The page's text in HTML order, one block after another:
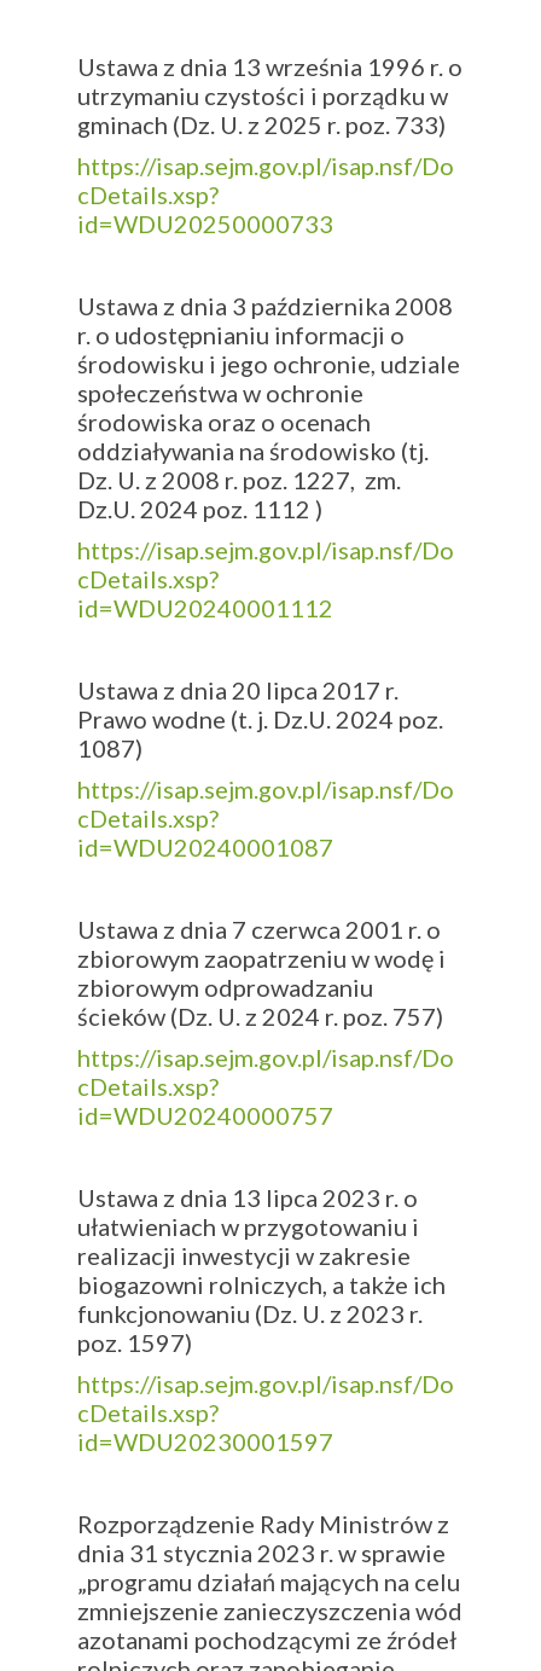
Ustawa z dnia 13 września 1996 r. o
utrzymaniu czystości i porządku w
gminach (Dz. U. z 2025 r. poz. 733)
https://isap.sejm.gov.pl/isap.nsf/Do
cDetails.xsp?
id=WDU20250000733
Ustawa z dnia 3 października 2008
r. o udostępnianiu informacji o
środowisku i jego ochronie, udziale
społeczeństwa w ochronie
środowiska oraz o ocenach
oddziaływania na środowisko (tj.
Dz. U. z 2008 r. poz. 1227, zm.
Dz.U. 2024 poz. 1112 )
https://isap.sejm.gov.pl/isap.nsf/Do
cDetails.xsp?
id=WDU20240001112
Ustawa z dnia 20 lipca 2017 r.
Prawo wodne (t. j. Dz.U. 2024 poz.
1087)
https://isap.sejm.gov.pl/isap.nsf/Do
cDetails.xsp?
id=WDU20240001087
Ustawa z dnia 7 czerwca 2001 r. o
zbiorowym zaopatrzeniu w wodę i
zbiorowym odprowadzaniu
ścieków (Dz. U. z 2024 r. poz. 757)
https://isap.sejm.gov.pl/isap.nsf/Do
cDetails.xsp?
id=WDU20240000757
Ustawa z dnia 13 lipca 2023 r. o
ułatwieniach w przygotowaniu i
realizacji inwestycji w zakresie
biogazowni rolniczych, a także ich
funkcjonowaniu (Dz. U. z 2023 r.
poz. 1597)
https://isap.sejm.gov.pl/isap.nsf/Do
cDetails.xsp?
id=WDU20230001597
Rozporządzenie Rady Ministrów z
dnia 31 stycznia 2023 r. w sprawie
„programu działań mających na celu
zmniejszenie zanieczyszczenia wód
azotanami pochodzącymi ze źródeł